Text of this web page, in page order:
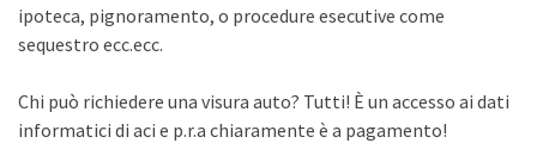
ipoteca, pignoramento, o procedure esecutive come
sequestro ecc.ecc.
Chi può richiedere una visura auto? Tutti! È un accesso ai dati
informatici di aci e p.r.a chiaramente è a pagamento!